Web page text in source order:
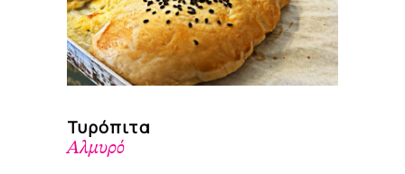
Τυρόπιτα
Αλμυρό